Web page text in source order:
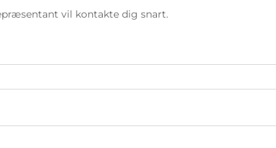
vil kontakte dig snart.